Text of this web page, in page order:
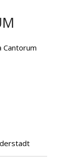
Cantorum